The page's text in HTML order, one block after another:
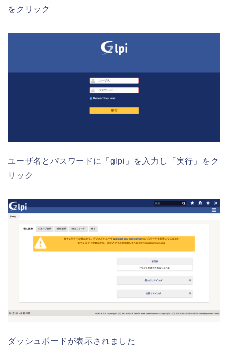
をクリック
ユーザ名とパスワードに「glpi」を入力し「実行」をク
リック
ダッシュボードが表示されました